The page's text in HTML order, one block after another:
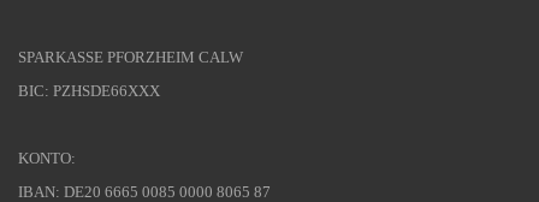
SPARKASSE PFORZHEIM CALW
BIC: PZHSDE66XXX
KONTO:
IBAN: DE20 6665 0085 0000 8065 87